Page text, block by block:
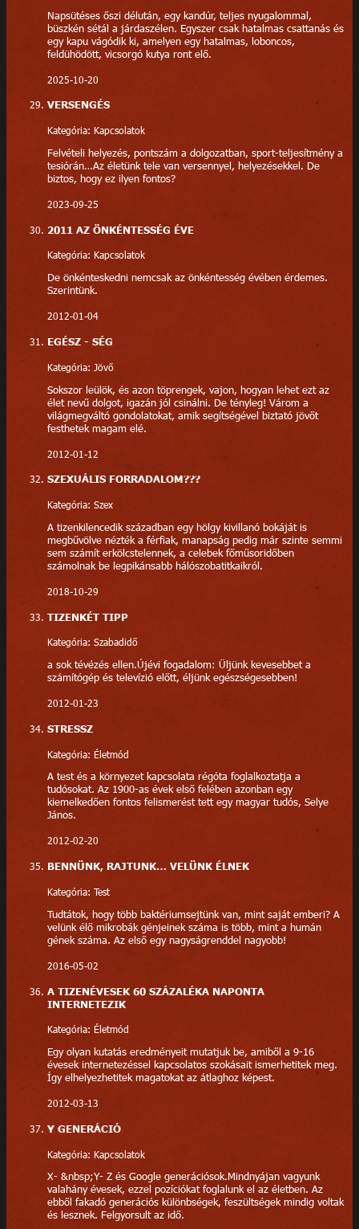
Napsütéses őszi délután, egy kandúr, teljes nyugalommal,
büszkén sétál a járdaszélen. Egyszer csak hatalmas csattanás és
egy kapu vágódik ki, amelyen egy hatalmas, loboncos,
feldühödött, vicsorgó kutya ront elő.
2025-10-20
VERSENGÉS
Kategória: Kapcsolatok
Felvételi helyezés, pontszám a dolgozatban, sport-teljesítmény a
tesiórán…Az életünk tele van versennyel, helyezésekkel. De
biztos, hogy ez ilyen fontos?
2023-09-25
2011 AZ ÖNKÉNTESSÉG ÉVE
Kategória: Kapcsolatok
De önkénteskedni nemcsak az önkéntesség évében érdemes.
Szerintünk.
2012-01-04
EGÉSZ - SÉG
Kategória: Jövő
Sokszor leülök, és azon töprengek, vajon, hogyan lehet ezt az
élet nevű dolgot, igazán jól csinálni. De tényleg! Várom a
világmegváltó gondolatokat, amik segítségével biztató jövőt
festhetek magam elé.
2012-01-12
SZEXUÁLIS FORRADALOM???
Kategória: Szex
A tizenkilencedik században egy hölgy kivillanó bokáját is
megbűvölve nézték a férfiak, manapság pedig már szinte semmi
sem számít erkölcstelennek, a celebek főműsoridőben
számolnak be legpikánsabb hálószobatitkaikról.
2018-10-29
TIZENKÉT TIPP
Kategória: Szabadidő
a sok tévézés ellen.Újévi fogadalom: Üljünk kevesebbet a
számítógép és televízió előtt, éljünk egészségesebben!
2012-01-23
STRESSZ
Kategória: Életmód
A test és a környezet kapcsolata régóta foglalkoztatja a
tudósokat. Az 1900-as évek első felében azonban egy
kiemelkedően fontos felismerést tett egy magyar tudós, Selye
János.
2012-02-20
BENNÜNK, RAJTUNK… VELÜNK ÉLNEK
Kategória: Test
Tudtátok, hogy több baktériumsejtünk van, mint saját emberi? A
velünk élő mikrobák génjeinek száma is több, mint a humán
gének száma. Az első egy nagyságrenddel nagyobb!
2016-05-02
A TIZENÉVESEK 60 SZÁZALÉKA NAPONTA
INTERNETEZIK
Kategória: Életmód
Egy olyan kutatás eredményeit mutatjuk be, amiből a 9-16
évesek internetezéssel kapcsolatos szokásait ismerhetitek meg.
Így elhelyezhetitek magatokat az átlaghoz képest.
2012-03-13
Y GENERÁCIÓ
Kategória: Kapcsolatok
X- &nbsp;Y- Z és Google generációsok.Mindnyájan vagyunk
valahány évesek, ezzel pozíciókat foglalunk el az életben. Az
ebből fakadó generációs különbségek, feszültségek mindig voltak
és lesznek. Felgyorsult az idő.